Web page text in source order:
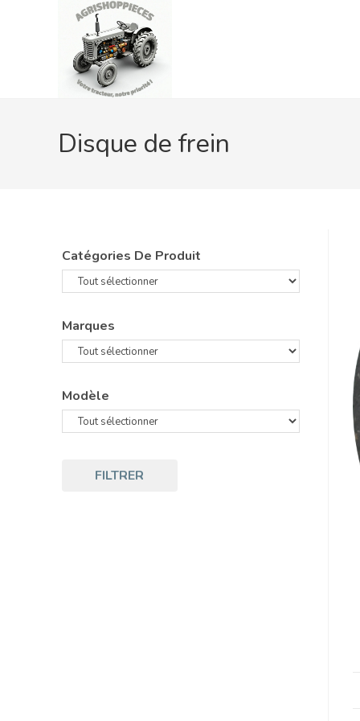
Disque de frein
Catégories De Produit
Marques
Modèle
FILTRER